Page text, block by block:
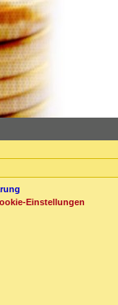
Einstellungen